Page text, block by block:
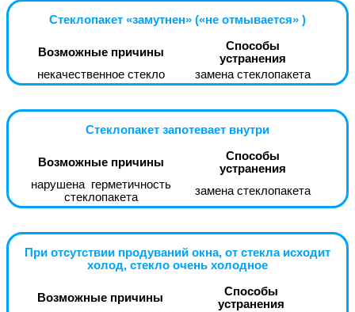
Стеклопакет «замутнен» («не отмывается» )
Возможные причины
Способы
устранения
некачественное стекло
замена стеклопакета
Стеклопакет запотевает внутри
Возможные причины
Способы
устранения
нарушена герметичность
стеклопакета
замена стеклопакета
При отсутствии продуваний окна, от стекла исходит
холод, стекло очень холодное
Возможные причины
Способы
устранения